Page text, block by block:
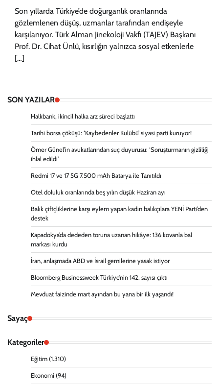
Son yıllarda Türkiye’de doğurganlık oranlarında
gözlemlenen düşüş, uzmanlar tarafından endişeyle
karşılanıyor. Türk Alman Jinekoloji Vakfı (TAJEV) Başkanı
Prof. Dr. Cihat Ünlü, kısırlığın yalnızca sosyal etkenlerle
[…]
SON YAZILAR
Halkbank, ikincil halka arz süreci başlattı
Tarihi borsa çöküşü: ‘Kaybedenler Kulübü’ siyasi parti kuruyor!
Ömer Günel’in avukatlarından suç duyurusu: ‘Soruşturmanın gizliliği
ihlal edildi’
Redmi 17 ve 17 5G 7.500 mAh Batarya ile Tanıtıldı
Otel doluluk oranlarında beş yılın düşük Haziran ayı
Balık çiftçliklerine karşı eylem yapan kadın balıkçılara YENİ Parti’den
destek
Kapadokya’da dededen toruna uzanan hikâye: 136 kovanla bal
markası kurdu
İran, anlaşmada ABD ve İsrail gemilerine yasak istiyor
Bloomberg Businessweek Türkiye’nin 142. sayısı çıktı
Mevduat faizinde mart ayından bu yana bir ilk yaşandı!
Sayaç
Kategoriler
Eğitim (1.310)
Ekonomi (94)